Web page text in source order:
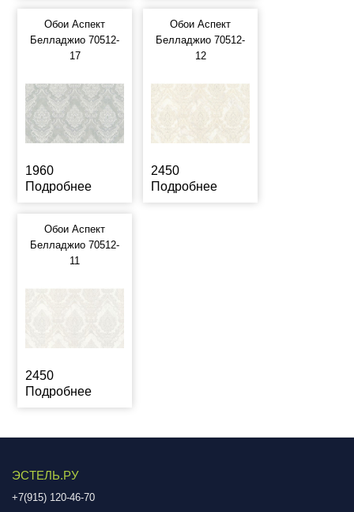
Обои Аспект
Белладжио 70512-
17
1960
Подробнее
Обои Аспект
Белладжио 70512-
12
2450
Подробнее
Обои Аспект
Белладжио 70512-
11
2450
Подробнее
ЭСТЕЛЬ.РУ
+7(915) 120-46-70